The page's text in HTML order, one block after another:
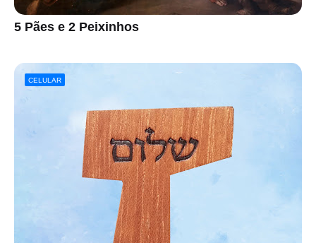
5 Pães e 2 Peixinhos
CELULAR